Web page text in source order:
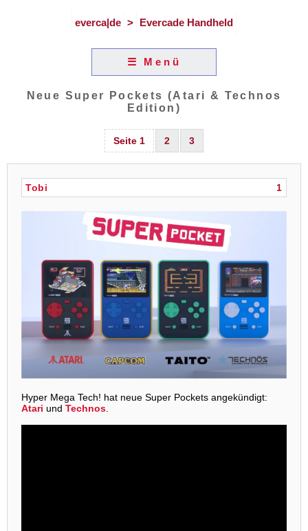
everca|de > Evercade Handheld
☰ Menü
Neue Super Pockets (Atari & Technos
Edition)
Seite 1 2 3
1
Tobi
Hyper Mega Tech! hat neue Super Pockets angekündigt:
Atari und Technos